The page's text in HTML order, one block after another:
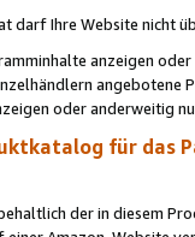
darf Ihre Website nicht
anzeigen
oder anderweitig
für das
der in diesem